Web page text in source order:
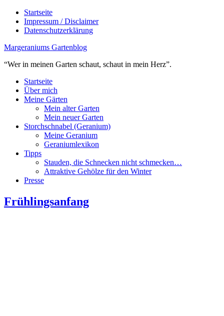
Startseite
Impressum / Disclaimer
Datenschutzerklärung
Margeraniums Gartenblog
“Wer in meinen Garten schaut, schaut in mein Herz”.
Startseite
Über mich
Meine Gärten
Mein alter Garten
Mein neuer Garten
Storchschnabel (Geranium)
Meine Geranium
Geraniumlexikon
Tipps
Stauden, die Schnecken nicht schmecken…
Attraktive Gehölze für den Winter
Presse
Frühlingsanfang